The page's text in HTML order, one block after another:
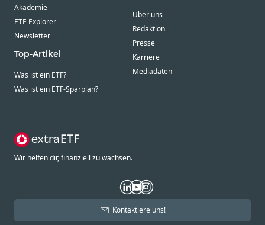
Akademie
ETF-Explorer
Newsletter
Top-Artikel
Was ist ein ETF?
Was ist ein ETF-Sparplan?
Über uns
Redaktion
Presse
Karriere
Mediadaten
Wir helfen dir, finanziell zu wachsen.
Kontaktiere uns!